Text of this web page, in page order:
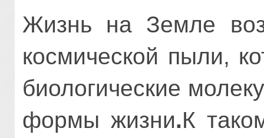
Жизнь на Земле
космической пыли,
биологические
формы жизни.К